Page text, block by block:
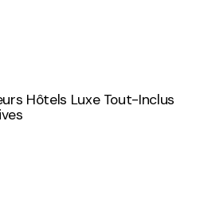
Hôtels Luxe Tout-Inclus